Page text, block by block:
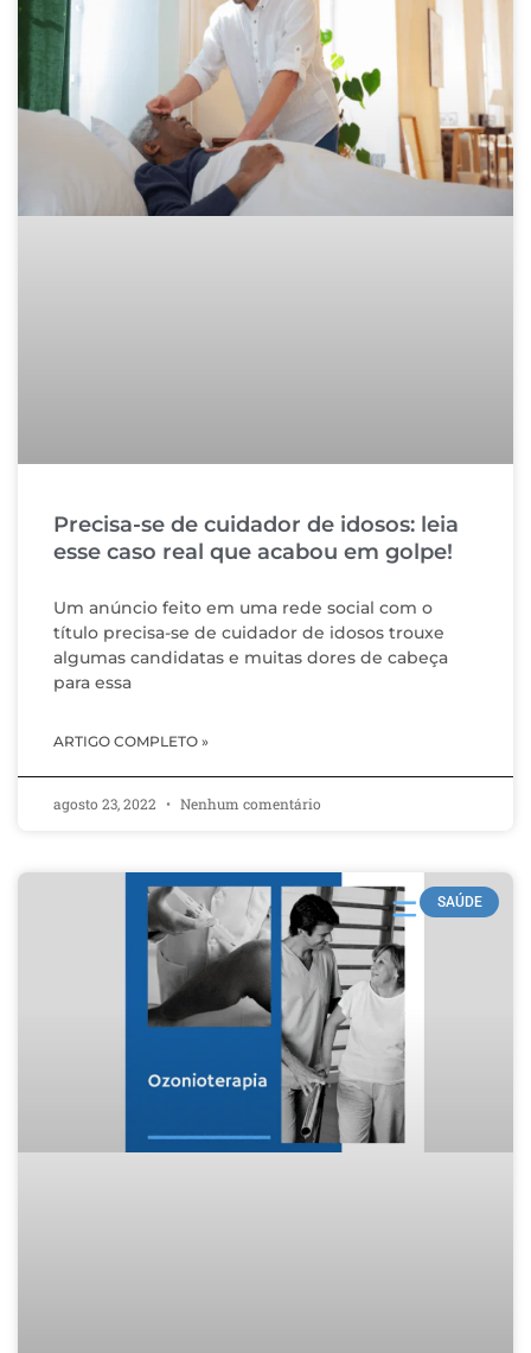
Precisa-se de cuidador de idosos: leia
esse caso real que acabou em golpe!
Um anúncio feito em uma rede social com o
título precisa-se de cuidador de idosos trouxe
algumas candidatas e muitas dores de cabeça
para essa
ARTIGO COMPLETO »
agosto 23, 2022 Nenhum comentário
SAÚDE